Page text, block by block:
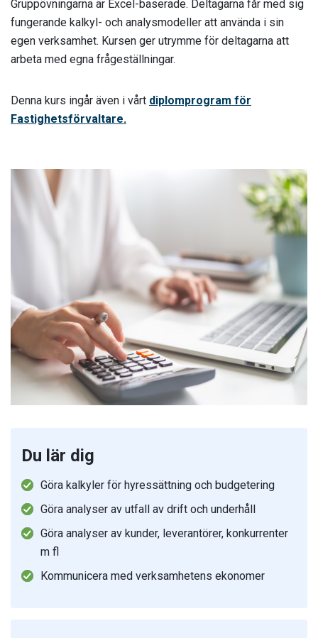
Gruppövningarna är Excel-baserade. Deltagarna får med sig
fungerande kalkyl- och analysmodeller att använda i sin
egen verksamhet. Kursen ger utrymme för deltagarna att
arbeta med egna frågeställningar.
Denna kurs ingår även i vårt diplomprogram för
Fastighetsförvaltare.
Du lär dig
Göra kalkyler för hyressättning och budgetering
Göra analyser av utfall av drift och underhåll
Göra analyser av kunder, leverantörer, konkurrenter
m fl
Kommunicera med verksamhetens ekonomer